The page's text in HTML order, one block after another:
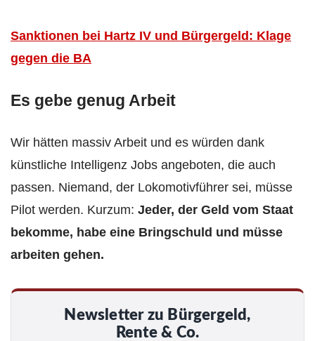
Sanktionen bei Hartz IV und Bürgergeld: Klage
gegen die BA
Es gebe genug Arbeit
Wir hätten massiv Arbeit und es würden dank
künstliche Intelligenz Jobs angeboten, die auch
passen. Niemand, der Lokomotivführer sei, müsse
Pilot werden. Kurzum: Jeder, der Geld vom Staat
bekomme, habe eine Bringschuld und müsse
arbeiten gehen.
Newsletter zu Bürgergeld,
Rente & Co.